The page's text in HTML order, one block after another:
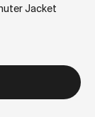
Jacket